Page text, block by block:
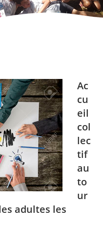
Ac
cu
eil
col
lec
tif
au
to
ur
adultes les